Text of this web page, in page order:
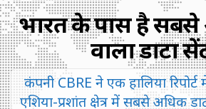
भारत के पास है सबसे
वाला डाटा
कंपनी CBRE ने एक हालिया
एशिया-प्रशांत क्षेत्र में सबसे अधिक